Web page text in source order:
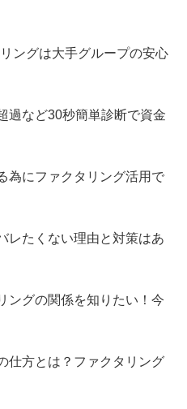
ングは大手グループの安心
過など30秒簡単診断で資金
為にファクタリング活用で
レたくない理由と対策はあ
ングの関係を知りたい！今
仕方とは？ファクタリング